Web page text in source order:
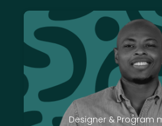
Designer & Program